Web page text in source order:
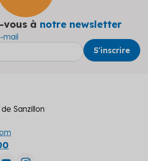
vous à notre newsletter
mail
Sanzillon